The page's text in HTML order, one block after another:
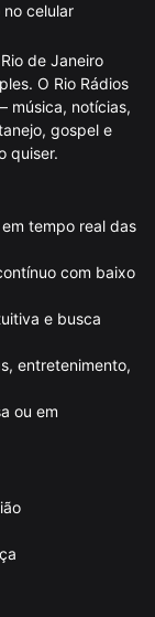
celular
de Janeiro
O Rio Rádios
música, notícias,
gospel e
quiser.
tempo real das
com baixo
e busca
entretenimento,
ou em